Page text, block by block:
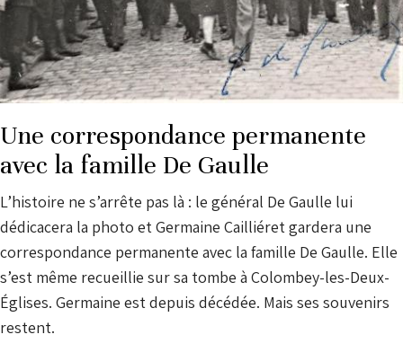
Une correspondance permanente
avec la famille De Gaulle
L’histoire ne s’arrête pas là : le général De Gaulle lui
dédicacera la photo et Germaine Cailliéret gardera une
correspondance permanente avec la famille De Gaulle. Elle
s’est même recueillie sur sa tombe à Colombey-les-Deux-
Églises. Germaine est depuis décédée. Mais ses souvenirs
restent.